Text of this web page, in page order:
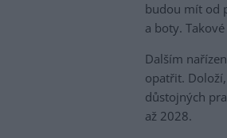
budou mít od
a boty.
Dalším
opatřit.
důstojných
až 2028.